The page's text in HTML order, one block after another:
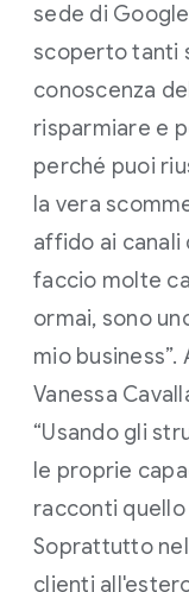
sede di
scoperto tanti
conoscenza
risparmiare e
perché puoi
la vera
affido ai canali
faccio molte
ormai, sono
mio
Vanessa
“Usando gli
le proprie
racconti quello
Soprattutto
clienti